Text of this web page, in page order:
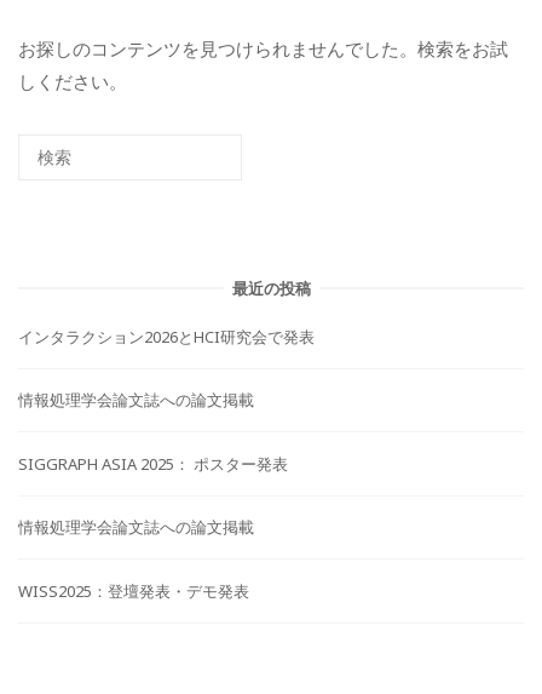
お探しのコンテンツを見つけられませんでした。検索をお試
しください。
最近の投稿
インタラクション2026とHCI研究会で発表
情報処理学会論文誌への論文掲載
SIGGRAPH ASIA 2025： ポスター発表
情報処理学会論文誌への論文掲載
WISS2025：登壇発表・デモ発表